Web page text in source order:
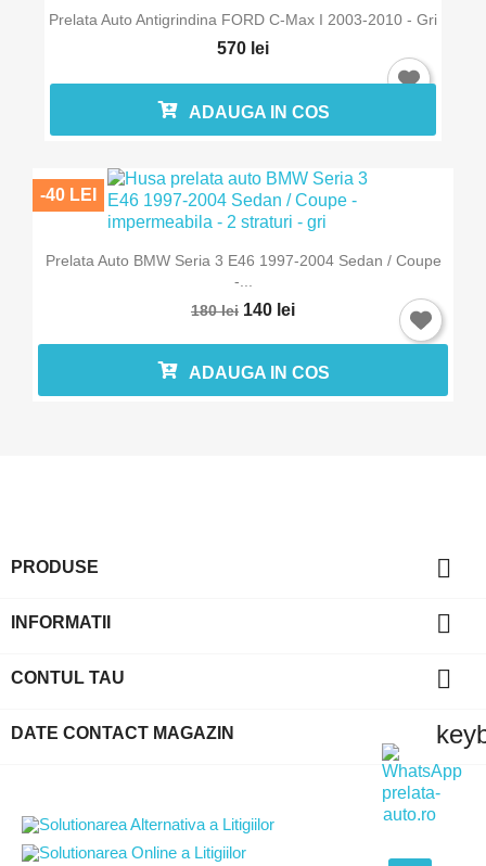
Prelata Auto Antigrindina FORD C-Max I 2003-2010 - Gri
570 lei
ADAUGA IN COS
Prelata Auto BMW Seria 3 E46 1997-2004 Sedan / Coupe
-...
180 lei 140 lei
-40 LEI
ADAUGA IN COS
PRODUSE 
INFORMATII 
CONTUL TAU 
DATE CONTACT MAGAZIN